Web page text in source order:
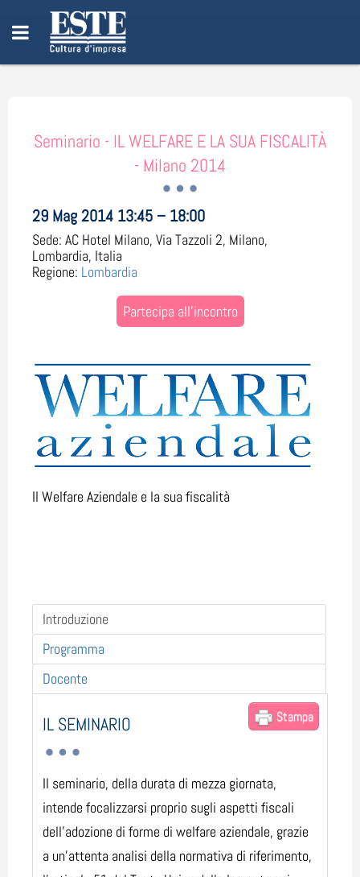
Seminario - IL WELFARE E LA SUA FISCALITÀ
- Milano 2014
29 Mag 2014 13:45 – 18:00
Sede: AC Hotel Milano, Via Tazzoli 2, Milano,
Lombardia, Italia
Regione: Lombardia
Partecipa all'incontro
Il Welfare Aziendale e la sua fiscalità
Introduzione
Programma
Docente
Stampa
IL SEMINARIO
Il seminario, della durata di mezza giornata,
intende focalizzarsi proprio sugli aspetti fiscali
dell’adozione di forme di welfare aziendale, grazie
a un’attenta analisi della normativa di riferimento,